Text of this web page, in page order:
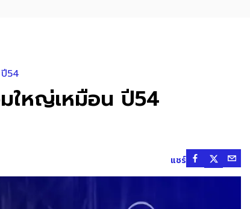
54
ใหญ่เหมือน ปี54
แชร์